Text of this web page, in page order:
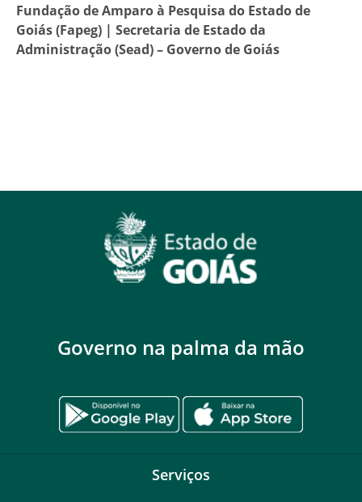
Fundação de Amparo à Pesquisa do Estado de
Goiás (Fapeg) | Secretaria de Estado da
Administração (Sead) – Governo de Goiás
Governo na palma da mão
Serviços